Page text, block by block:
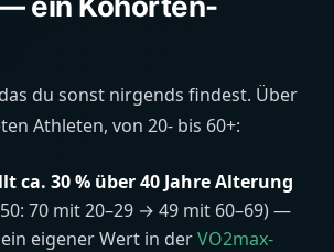
du sonst nirgends findest. Über
Athleten, von 20- bis 60+:
ca. 30 % über 40 Jahre Alterung
70 mit 20–29 → 49 mit 60–69) —
eigener Wert in derVO2max-